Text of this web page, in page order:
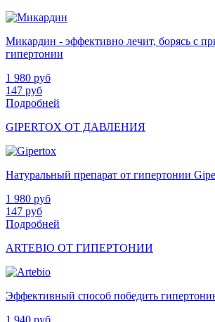
Микардин - эффективно лечит, борясь с
гипертонии
1 980 руб
147 руб
Подробней
GIPERTOX ОТ ДАВЛЕНИЯ
Натуральный препарат от гипертонии
1 980 руб
147 руб
Подробней
ARTEBIO ОТ ГИПЕРТОНИИ
Эффективный способ победить
1 940 руб